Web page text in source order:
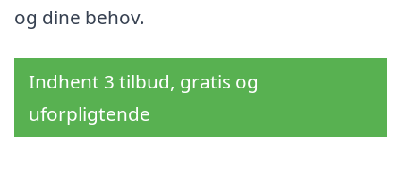
og dine behov.
Indhent 3 tilbud, gratis og
uforpligtende